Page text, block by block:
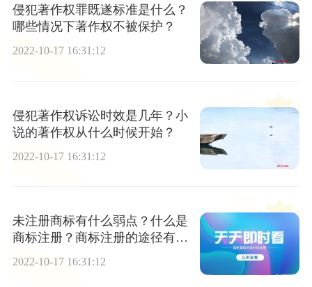
侵犯著作权罪既遂标准是什么？
哪些情况下著作权不被保护？
2022-10-17 16:31:12
侵犯著作权诉讼时效是几年？小
说的著作权从什么时候开始？
2022-10-17 16:31:12
未注册商标有什么弱点？什么是
商标注册？商标注册的途径有哪
2022-10-17 16:31:12